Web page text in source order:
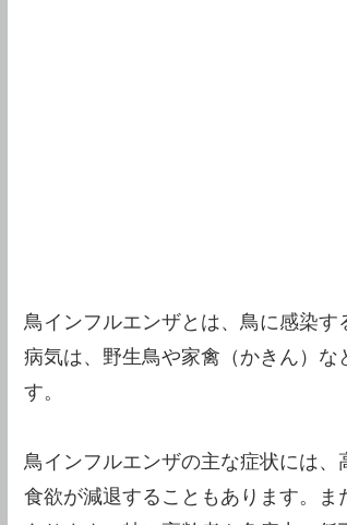
鳥インフルエンザとは、鳥に感染
病気は、野生鳥や家禽（かきん）
す。
鳥インフルエンザの主な症状には、
食欲が減退することもあります。